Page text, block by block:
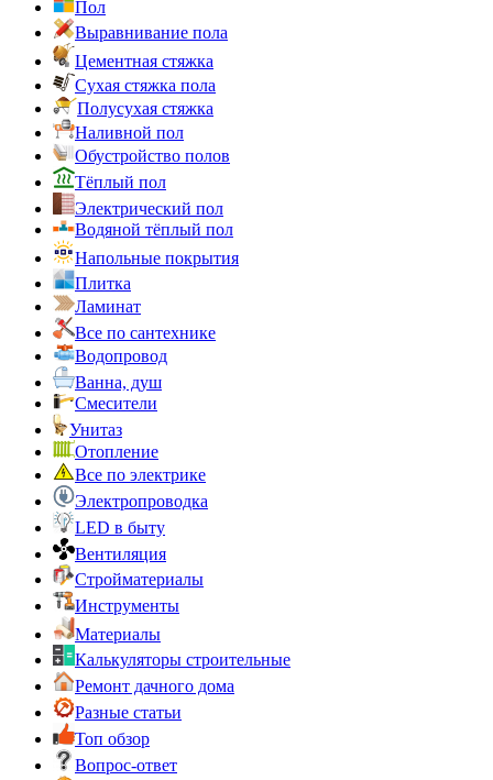
Пол
Выравнивание пола
Цементная стяжка
Сухая стяжка пола
Полусухая стяжка
Наливной пол
Обустройство полов
Тёплый пол
Электрический пол
Водяной тёплый пол
Напольные покрытия
Плитка
Ламинат
Все по сантехнике
Водопровод
Ванна, душ
Смесители
Унитаз
Отопление
Все по электрике
Электропроводка
LED в быту
Вентиляция
Стройматериалы
Инструменты
Материалы
Калькуляторы строительные
Ремонт дачного дома
Разные статьи
Топ обзор
Вопрос-ответ